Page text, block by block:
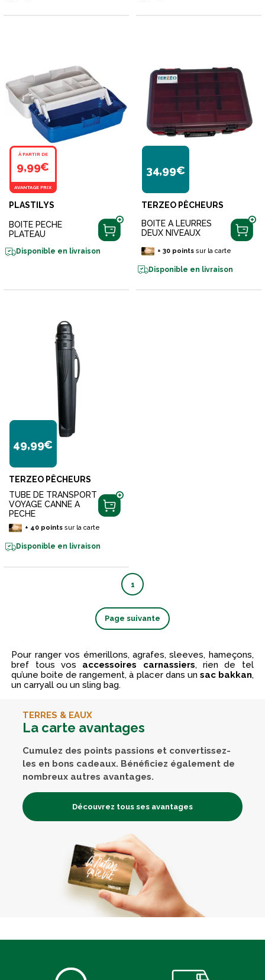
À PARTIR DE
9,99€
AVANTAGE PRIX
PLASTILYS
BOITE PECHE
PLATEAU
Disponible en livraison
34,99€
TERZEO PÊCHEURS
BOITE A LEURRES
DEUX NIVEAUX
+ 30pointssur la carte
Disponible en livraison
49,99€
TERZEO PÊCHEURS
TUBE DE TRANSPORT
VOYAGE CANNE A
PECHE
+ 40pointssur la carte
Disponible en livraison
1
Page suivante
Pour ranger vos émerillons, agrafes, sleeves, hameçons,
bref tous vos accessoires carnassiers, rien de tel
qu’une boite de rangement, à placer dans un sac bakkan,
un carryall ou un sling bag.
TERRES & EAUX
La carte avantages
Cumulez des points passions et convertissez-
les en bons cadeaux. Bénéficiez également de
nombreux autres avantages.
Découvrez tous ses avantages